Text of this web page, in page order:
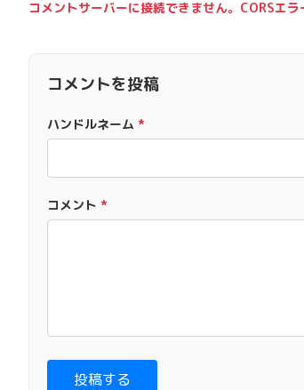
コメントサーバーに接続できません。CORSエラ
コメントを投稿
ハンドルネーム *
コメント *
投稿する